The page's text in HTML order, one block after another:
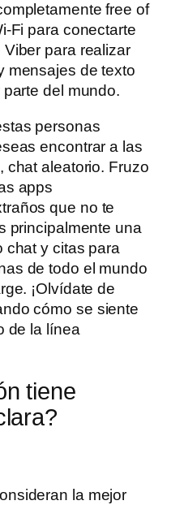
free of
Fi para conectarte
para realizar
mensajes de texto
del mundo.
personas
encontrar a las
chat aleatorio. Fruzo
apps
que no te
principalmente una
chat y citas para
de todo el mundo
¡Olvídate de
cómo se siente
de la línea
tiene
la mejor